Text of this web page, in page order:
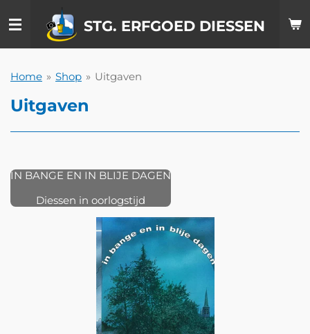
direct
hoofdinhoud
STG. ERFGOED DIESSEN
Home » Shop » Uitgaven
Uitgaven
IN BANGE EN IN BLIJE DAGEN
Diessen in oorlogstijd